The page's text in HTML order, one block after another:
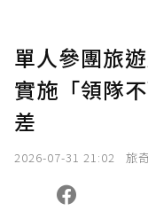
單人參團旅
實施「領隊
差
2026-07-31 21:02 旅